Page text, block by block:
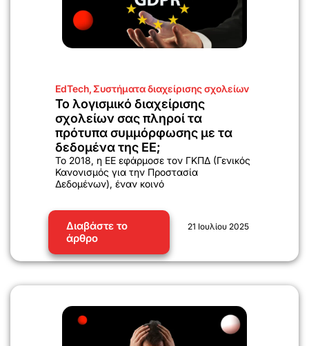
EdTech,Συστήματα διαχείρισης σχολείων
Το λογισμικό διαχείρισης
σχολείων σας πληροί τα
πρότυπα συμμόρφωσης με τα
δεδομένα της ΕΕ;
Το 2018, η ΕΕ εφάρμοσε τον ΓΚΠΔ (Γενικός
Κανονισμός για την Προστασία
Δεδομένων), έναν κοινό
Διαβάστε το
άρθρο
21 Ιουλίου 2025